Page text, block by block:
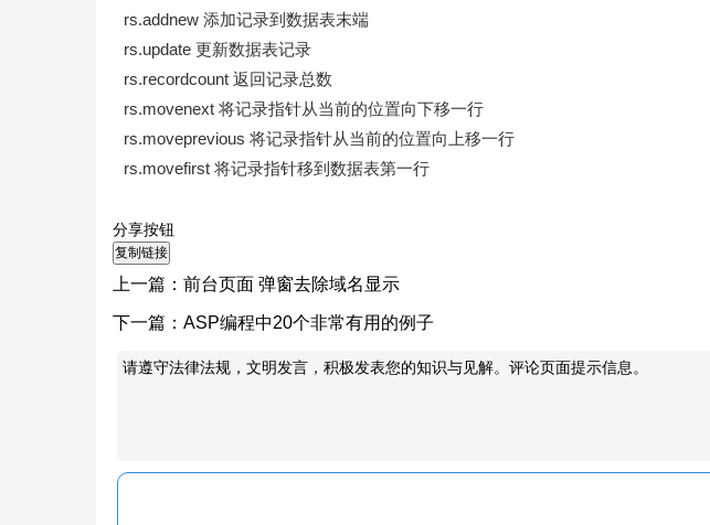
rs.addnew 添加记录到数据表末端
rs.update 更新数据表记录
rs.recordcount 返回记录总数
rs.movenext 将记录指针从当前的位置向下移一行
rs.moveprevious 将记录指针从当前的位置向上移一行
rs.movefirst 将记录指针移到数据表第一行
分享按钮
上一篇： 前台页面 弹窗去除域名显示
下一篇： ASP编程中20个非常有用的例子
请遵守法律法规，文明发言，积极发表您的知识与见解。评论页面提示信息。